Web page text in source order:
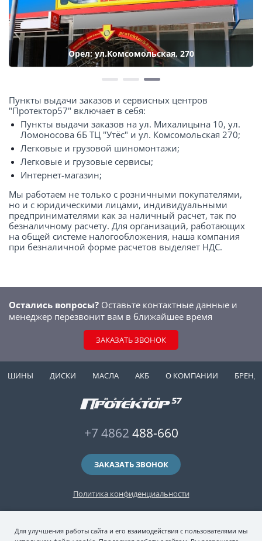
Орел: ул.Комсомольская, 270
Пункты выдачи заказов и сервисных центров
"Протектор57" включает в себя:
Пункты выдачи заказов на ул. Михалицына 10, ул.
Ломоносова 6Б ТЦ "Утёс" и ул. Комсомольская 270;
Легковые и грузовой шиномонтажи;
Легковые и грузовые сервисы;
Интернет-магазин;
Мы работаем не только с розничными покупателями,
но и с юридическими лицами, индивидуальными
предпринимателями как за наличный расчет, так по
безналичному расчету. Для организаций, работающих
на общей системе налогообложения, наша компания
при безналичной форме расчетов выделяет НДС.
Остались вопросы? Оставьте контактные данные и
менеджер перезвонит вам в ближайшее время
ЗАКАЗАТЬ ЗВОНОК
ШИНЫ ДИСКИ МАСЛА АКБ О КОМПАНИИ
Политика конфиденциальности
+7 4862 488-660
ЗАКАЗАТЬ ЗВОНОК
2006-2026 © интернет-магазин "Протектор 57" — автомобильные шины
(зимние и летние шины), колесные диски, шиномонтаж и хранение шин.
Для улучшения работы сайта и его взаимодействия с пользователями мы